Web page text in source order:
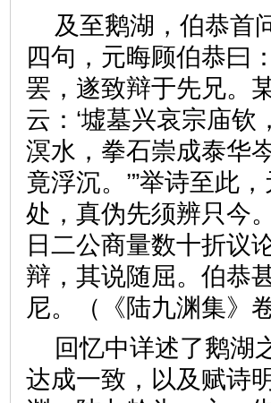
及至鹅湖，伯恭首
四句，元晦顾伯恭曰
罢，遂致辩于先兄。
云：‘墟墓兴哀宗庙
溟水，拳石崇成泰华
竟浮沉。’”举诗至此
处，真伪先须辨只今
日二公商量数十折议
辩，其说随屈。伯恭
尼。（《陆九渊集》
回忆中详述了鹅湖
达成一致，以及赋诗